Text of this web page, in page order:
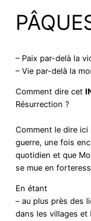
– Paix par-delà la
– Vie par-delà la
Comment dire cet
Résurrection ?
Comment le dire ici
guerre, une fois
quotidien et que
se mue en
En étant
– au plus près des
dans les villages et